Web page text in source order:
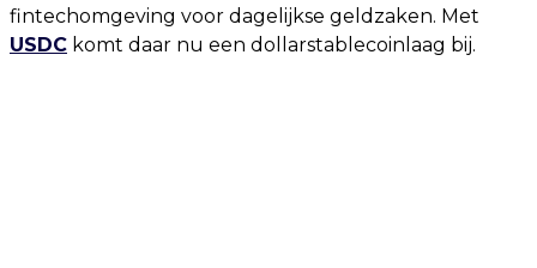
fintechomgeving voor dagelijkse geldzaken. Met
USDC komt daar nu een dollarstablecoinlaag bij.